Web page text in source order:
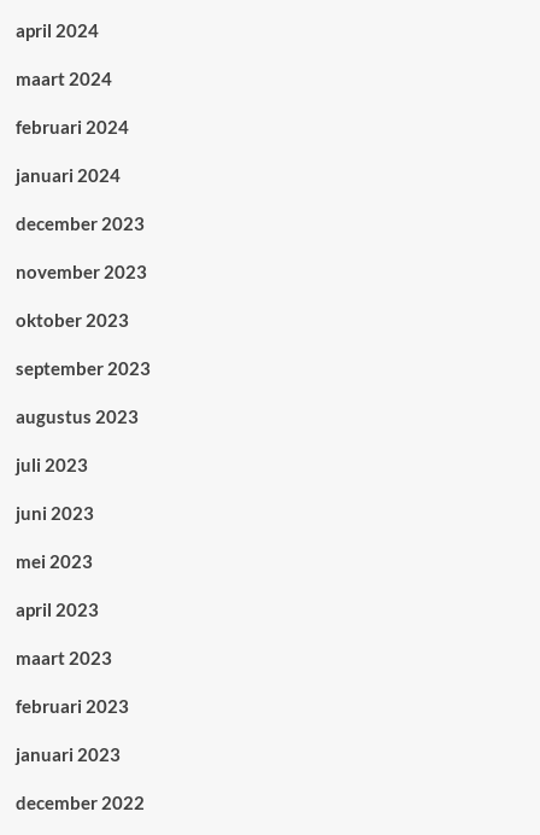
april 2024
maart 2024
februari 2024
januari 2024
december 2023
november 2023
oktober 2023
september 2023
augustus 2023
juli 2023
juni 2023
mei 2023
april 2023
maart 2023
februari 2023
januari 2023
december 2022